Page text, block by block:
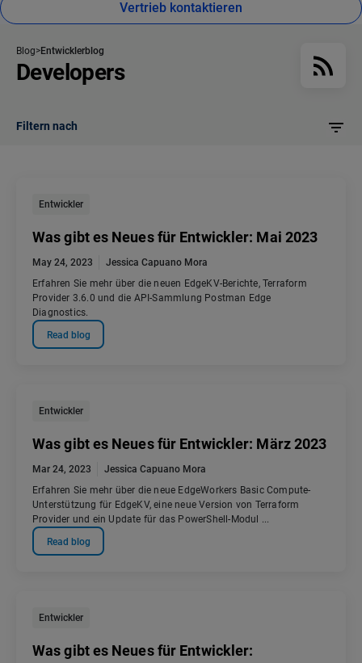
Vertrieb kontaktieren
Blog Entwicklerblog
Developers
Filtern nach
Entwickler
Was gibt es Neues für Entwickler: Mai 2023
May 24, 2023
Jessica Capuano Mora
Erfahren Sie mehr über die neuen EdgeKV-Berichte, Terraform
Provider 3.6.0 und die API-Sammlung Postman Edge
Diagnostics.
Read blog
Entwickler
Was gibt es Neues für Entwickler: März 2023
Mar 24, 2023
Jessica Capuano Mora
Erfahren Sie mehr über die neue EdgeWorkers Basic Compute-
Unterstützung für EdgeKV, eine neue Version von Terraform
Provider und ein Update für das PowerShell-Modul ...
Read blog
Entwickler
Was gibt es Neues für Entwickler: